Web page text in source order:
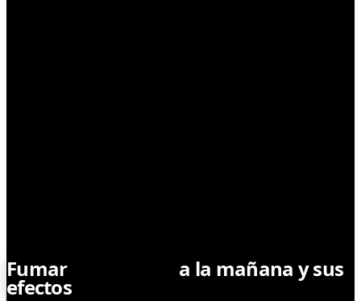
Fumar a la mañana y sus
efectos